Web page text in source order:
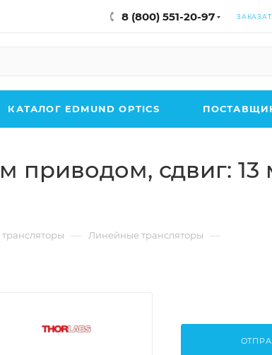
8 (800) 551-20-97
КАТАЛОГ EDMUND OPTICS
приводом, сдвиг: 13
— Линейные трансляторы —